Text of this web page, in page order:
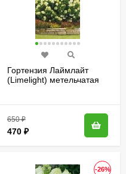
Гортензия Лаймлайт
(Limelight) метельчатая
650₽
470 ₽
-26%